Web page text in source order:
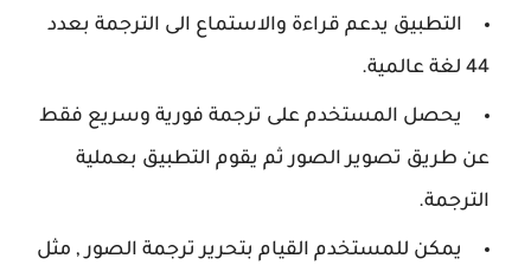
التطبيق يدعم قراءة والاستماع الى الترجمة بعدد
44 لغة عالمية.
يحصل المستخدم على ترجمة فورية وسريع فقط
عن طريق تصوير الصور ثم يقوم التطبيق بعملية
الترجمة.
يمكن للمستخدم القيام بتحرير ترجمة الصور , مثل